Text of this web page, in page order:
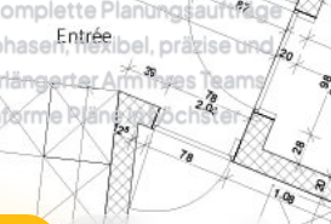
Planungsaufträge
flexibel, präzise und
Arm Ihres Teams
Pläne in höchster